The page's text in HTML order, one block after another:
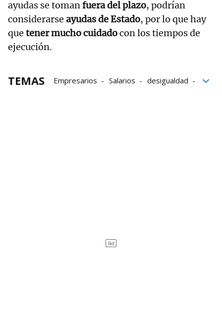
ayudas se tomanfuera del plazo, podrían
considerarse ayudas de Estado, por lo que hay
que tener mucho cuidadocon los tiempos de
ejecución.
TEMAS Empresarios Salarios
desigualdad